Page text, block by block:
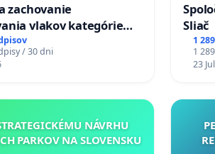
zachovanie
vlakov kategórie
TATRAN v železničnej
/ 30 dni
Sliač
1
1
23
NÁVRHU
PARKOV NA SLOVENSKU